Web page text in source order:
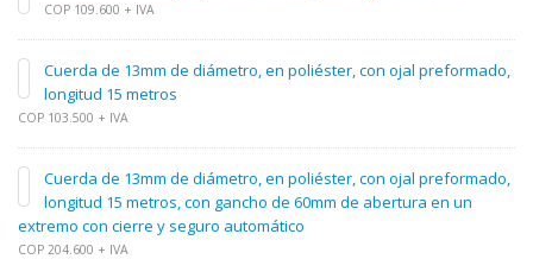
COP 109.600 + IVA
Cuerda de 13mm de diámetro, en poliéster, con ojal preformado,
longitud 15 metros
COP 103.500 + IVA
Cuerda de 13mm de diámetro, en poliéster, con ojal preformado,
longitud 15 metros, con gancho de 60mm de abertura en un
extremo con cierre y seguro automático
COP 204.600 + IVA